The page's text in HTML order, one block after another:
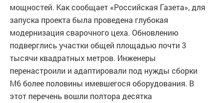
мощностей. Как сообщает «Российская Газета», для
запуска проекта была проведена глубокая
модернизация сварочного цеха. Обновлению
подверглись участки общей площадью почти 3
тысячи квадратных метров. Инженеры
перенастроили и адаптировали под нужды сборки
M6 более половины имевшегося оборудования. В
этот перечень вошли полтора десятка